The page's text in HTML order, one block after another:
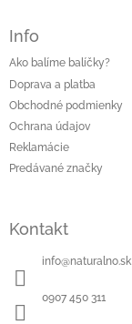
Info
Ako balíme balíčky?
Doprava a platba
Obchodné podmienky
Ochrana údajov
Reklamácie
Predávané značky
Kontakt
info@naturalno.sk
0907 450 311